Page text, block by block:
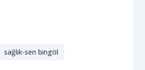
sağlık-sen bingöl